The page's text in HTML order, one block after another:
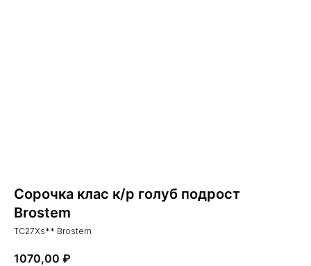
Сорочка клас к/р голуб подрост
Brostem
TC27Xs** Brostem
1070,00 ₽